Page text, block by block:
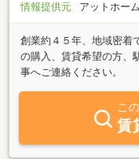
情報提供元
アットホーム
創業約４５年、地域密着
の購入、賃貸希望の方、
事へご連絡ください。
こ
賃